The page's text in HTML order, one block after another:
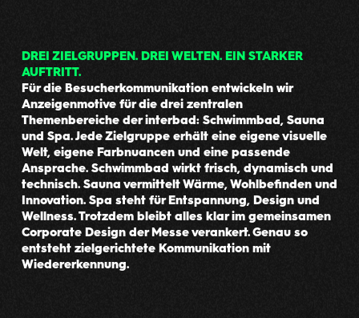
DREI ZIELGRUPPEN. DREI WELTEN. EIN STARKER
AUFTRITT.
Für die Besucherkommunikation entwickeln wir
Anzeigenmotive für die drei zentralen
Themenbereiche der interbad: Schwimmbad, Sauna
und Spa. Jede Zielgruppe erhält eine eigene visuelle
Welt, eigene Farbnuancen und eine passende
Ansprache. Schwimmbad wirkt frisch, dynamisch und
technisch. Sauna vermittelt Wärme, Wohlbefinden und
Innovation. Spa steht für Entspannung, Design und
Wellness. Trotzdem bleibt alles klar im gemeinsamen
Corporate Design der Messe verankert. Genau so
entsteht zielgerichtete Kommunikation mit
Wiedererkennung.